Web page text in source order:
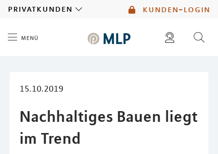
kunden-login
privatkunden
menü
15.10.2019
Nachhaltiges Bauen liegt
im Trend